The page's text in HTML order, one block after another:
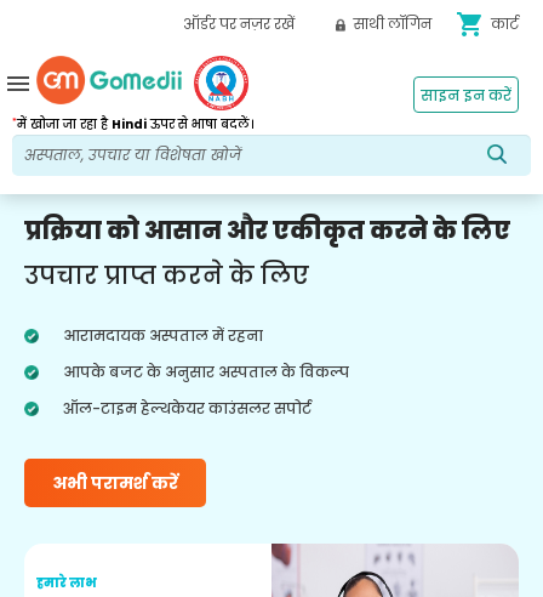
ऑर्डर पर नज़र रखें साथी लॉगिन shopping_cart कार्ट
*में खोजा जा रहा है Hindiऊपर से भाषा बदलें।
साइन इन करें
menu
प्रक्रिया को आसान और एकीकृत करने के लिए
उपचार प्राप्त करने के लिए
आरामदायक अस्पताल में रहना
आपके बजट के अनुसार अस्पताल के विकल्प
ऑल-टाइम हेल्थकेयर काउंसलर सपोर्ट
अभी परामर्श करें
हमारे लाभ